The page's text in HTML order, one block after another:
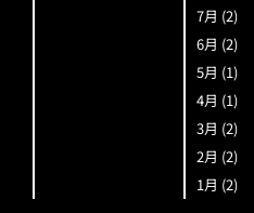
7月 (2)
6月 (2)
5月 (1)
4月 (1)
3月 (2)
2月 (2)
1月 (2)